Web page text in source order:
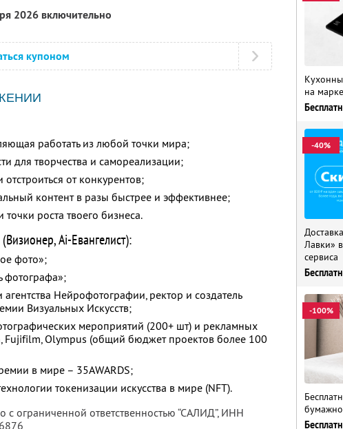
2026 включительно
купоном
работать из любой точки мира;
для творчества и самореализации;
от конкурентов;
контент в разы быстрее и эффективнее;
роста твоего бизнеса.
Ai-Евангелист):
фото»;
фотографа»;
Нейрофотографии, ректор и создатель
Визуальных Искусств;
мероприятий (200+ шт) и рекламных
Fujifilm, Olympus (общий бюджет проектов более 100
в мире – 35AWARDS;
токенизации искусства в мире (NFT).
с ограниченной ответственностью “САЛИД”, ИНН
на
-40%
Лавки»
сервиса
-100%